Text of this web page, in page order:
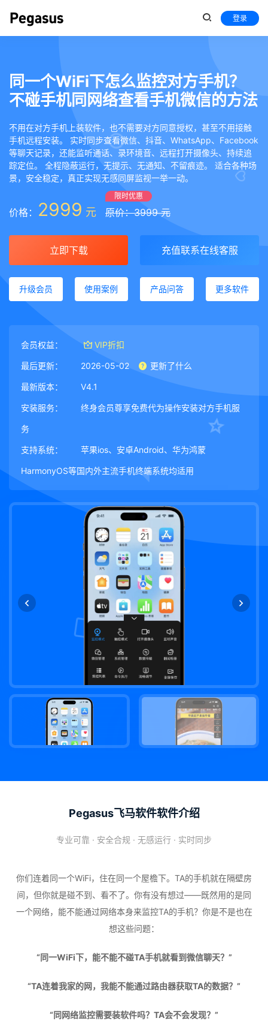
登录
同一个WiFi下怎么监控对方手机？
不碰手机同网络查看手机微信的方法
不用在对方手机上装软件，也不需要对方同意授权，甚至不用接触
手机远程安装。 实时同步查看微信、抖音、WhatsApp、Facebook
等聊天记录，还能监听通话、录环境音、远程打开摄像头、持续追
踪定位。 全程隐蔽运行，无提示、无通知、不留痕迹。 适合各种场
景，安全稳定，真正实现无感同屏监视一举一动。
价格： 2999 元
限时优惠
原价：3999 元
立即下载 充值联系在线客服
升级会员 使用案例 产品问答 更多软件
会员权益： VIP折扣
最后更新： 2026-05-02 更新了什么
最新版本： V4.1
安装服务： 终身会员尊享免费代为操作安装对方手机服
务
支持系统： 苹果ios、安卓Android、华为鸿蒙
HarmonyOS等国内外主流手机终端系统均适用
Pegasus飞马软件软件介绍
专业可靠 · 安全合规 · 无感运行 · 实时同步
你们连着同一个WiFi，住在同一个屋檐下。TA的手机就在隔壁房
间，但你就是碰不到、看不了。你有没有想过——既然用的是同
一个网络，能不能通过网络本身来监控TA的手机？你是不是也在
想这些问题：
“同一WiFi下，能不能不碰TA手机就看到微信聊天？”
“TA连着我家的网，我能不能通过路由器获取TA的数据？”
“同网络监控需要装软件吗？TA会不会发现？”